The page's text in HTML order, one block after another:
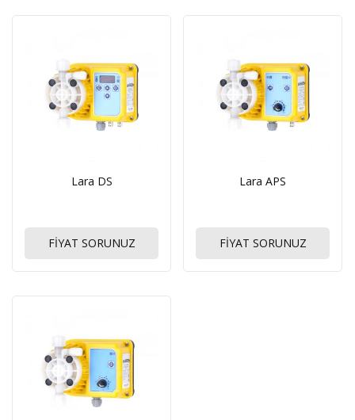
Lara DS
FİYAT SORUNUZ
Lara APS
FİYAT SORUNUZ